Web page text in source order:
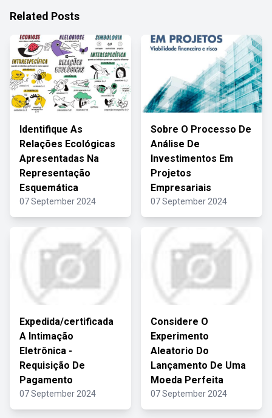
Related Posts
Identifique As
Relações Ecológicas
Apresentadas Na
Representação
Esquemática
07 September 2024
Sobre O Processo De
Análise De
Investimentos Em
Projetos
Empresariais
07 September 2024
Expedida/certificada
A Intimação
Eletrônica -
Requisição De
Pagamento
07 September 2024
Considere O
Experimento
Aleatorio Do
Lançamento De Uma
Moeda Perfeita
07 September 2024